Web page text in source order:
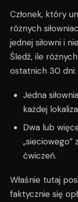
Członek, który
różnych
jednej siłowni i
Śledź, ile
ostatnich 30 dni:
Jedna
każdej
Dwa lub
ćwiczeń.
Właśnie tutaj
faktycznie się